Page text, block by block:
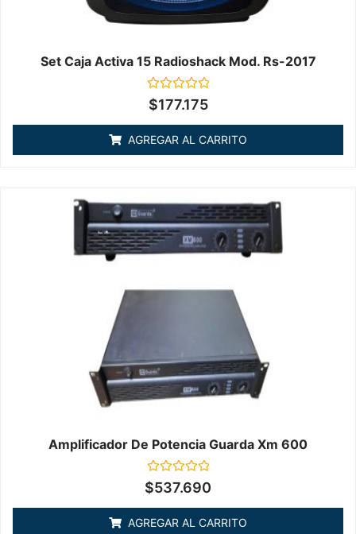
Set Caja Activa 15 Radioshack Mod. Rs-2017
Valorado
en
de
5
$177.175
AGREGAR AL CARRITO
Amplificador De Potencia Guarda Xm 600
Valorado
en
de
5
$537.690
AGREGAR AL CARRITO